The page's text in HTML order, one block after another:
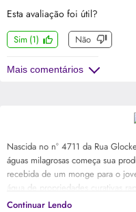
Esta avaliação foi útil?
Sim (1) Não
Mais comentários
Nascida no n° 4711 da Rua
águas milagrosas começa sua
recebida de um monge para o
água de propriedades curativas
Desde o começo da sua
Continuar Lendo